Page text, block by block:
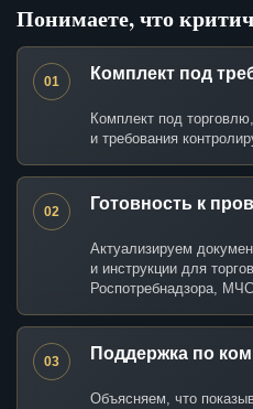
Понимаете, что
01 Комплект под
Комплект под
и требования
02 Готовность к
Актуализируем
и инструкции для
Роспотребнадзора,
03 Поддержка по
Объясняем, что